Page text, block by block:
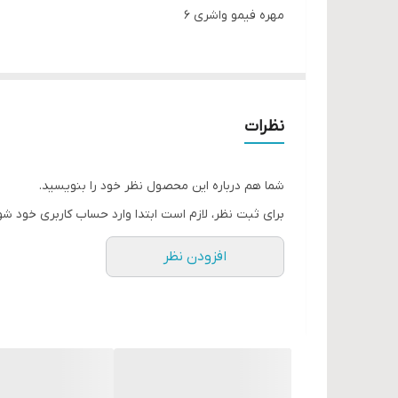
مهره فیمو واشری ۶
نظرات
شما هم درباره این محصول نظر خود را بنویسید.
برای ثبت نظر، لازم است ابتدا وارد حساب کاربری خود
افزودن نظر